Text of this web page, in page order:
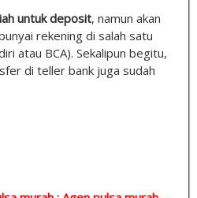
untuk deposit, namun akan
rekening di salah satu
atau BCA). Sekalipun begitu,
di teller bank juga sudah